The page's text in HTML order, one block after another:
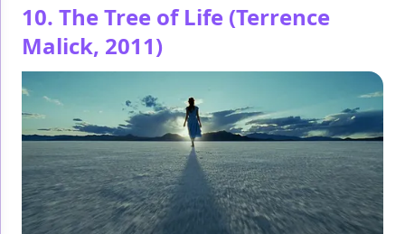
10. The Tree of Life (Terrence
Malick, 2011)